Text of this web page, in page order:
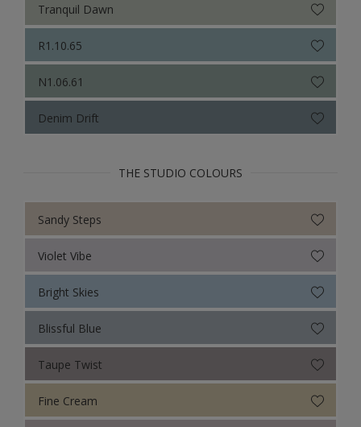
Tranquil Dawn
R1.10.65
N1.06.61
Denim Drift
THE STUDIO COLOURS
Sandy Steps
Violet Vibe
Bright Skies
Blissful Blue
Taupe Twist
Fine Cream